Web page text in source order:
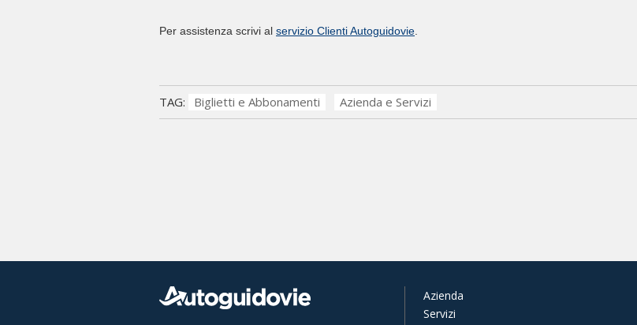
Per assistenza scrivi al servizio Clienti Autoguidovie
TAG: Biglietti e Abbonamenti Azienda e Servizi
Azienda
Servizi